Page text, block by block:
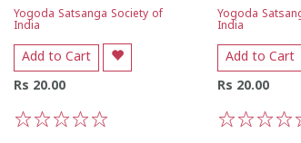
Yogoda Satsanga Society of
India
Add to Cart
Rs 20.00
Yogoda
India
Add to Cart
Rs 20.00